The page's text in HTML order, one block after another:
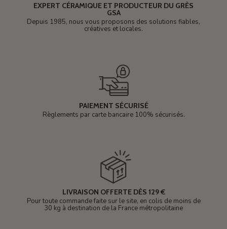
EXPERT CÉRAMIQUE ET PRODUCTEUR DU GRÈS
GSA
Depuis 1985, nous vous proposons des solutions fiables,
créatives et locales.
PAIEMENT SÉCURISÉ
Règlements par carte bancaire 100% sécurisés.
LIVRAISON OFFERTE DÈS 129 €
Pour toute commande faite sur le site, en colis de moins de
30 kg à destination de la France métropolitaine